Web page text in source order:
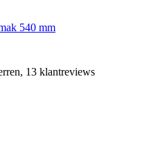
540 mm
13 klantreviews